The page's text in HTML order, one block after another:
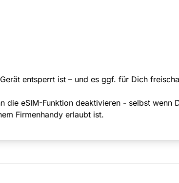
entsperrt ist – und es ggf. für Dich
die eSIM-Funktion deaktivieren - selbst wenn
Firmenhandy erlaubt ist.